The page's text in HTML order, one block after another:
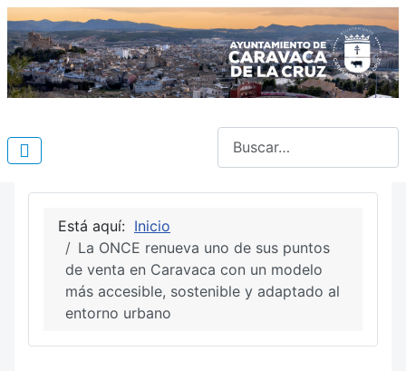
Está aquí: Inicio
La ONCE renueva uno de sus puntos
de venta en Caravaca con un modelo
más accesible, sostenible y adaptado al
entorno urbano